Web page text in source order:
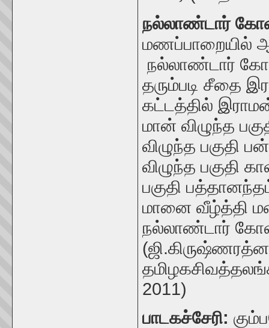
நல்லாண்டார்
மணப்பாறையில்
நல்லாண்டார்
தரும்படி சீதை
கட்டத்தில்
மான் விழுந்த
விழுந்த பகுதி
விழுந்த பகுதி
பகுதி
மானை வீழ்த்தி
நல்லாண்டார்
2011)
பாடகச்சேரி: